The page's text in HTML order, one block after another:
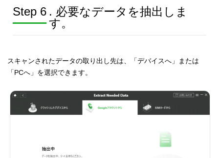
Step 6 . 必要なデータを抽出しま
す。
スキャンされたデータの取り出し先は、「デバイスへ」または
「PCへ」を選択できます。